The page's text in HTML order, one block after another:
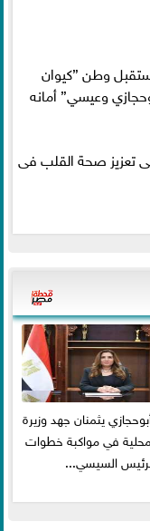
وطن ”كيوان
وعيسي” أمانه
تعزيز صحة القلب فى
يثمنان جهد وزيرة
في مواكبة خطوات
السيسي...